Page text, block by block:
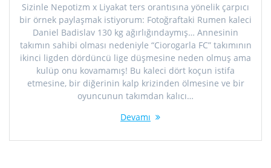
Sizinle Nepotizm x Liyakat ters orantısına yönelik çarpıcı
bir örnek paylaşmak istiyorum: Fotoğraftaki Rumen kaleci
Daniel Badislav 130 kg ağırlığındaymış… Annesinin
takımın sahibi olması nedeniyle “Ciorogarla FC” takımının
ikinci ligden dördüncü lige düşmesine neden olmuş ama
kulüp onu kovamamış! Bu kaleci dört koçun istifa
etmesine, bir diğerinin kalp krizinden ölmesine ve bir
oyuncunun takımdan kalıcı…
Devamı